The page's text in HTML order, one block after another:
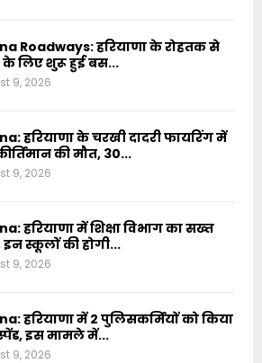
Roadways: हरियाणा के रोहतक से
के लिए शुरू हुई बस...
9, 2026
हरियाणा के चरखी दादरी फायरिंग में
की मौत, 30...
9, 2026
हरियाणा में शिक्षा विभाग का सख्त
स्कूलों की होगी...
9, 2026
हरियाणा में 2 पुलिसकर्मियों को किया
इस मामले में...
9, 2026